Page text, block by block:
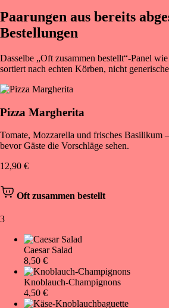
Paarungen aus bereits
Bestellungen
Dasselbe „Oft zusammen bestellt“-Panel
sortiert nach echten Körben, nicht
Pizza Margherita
Tomate, Mozzarella und frisches Basilikum
bevor Gäste die Vorschläge sehen.
12,90 €
Oft zusammen bestellt
3
Caesar Salad
8,50 €
Knoblauch-Champignons
4,50 €